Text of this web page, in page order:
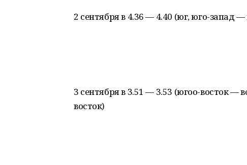
2 сентября в 4.36 — 4.40 (юг, юго-запад —
3 сентября в 3.51 — 3.53 (югоо-восток —
восток)